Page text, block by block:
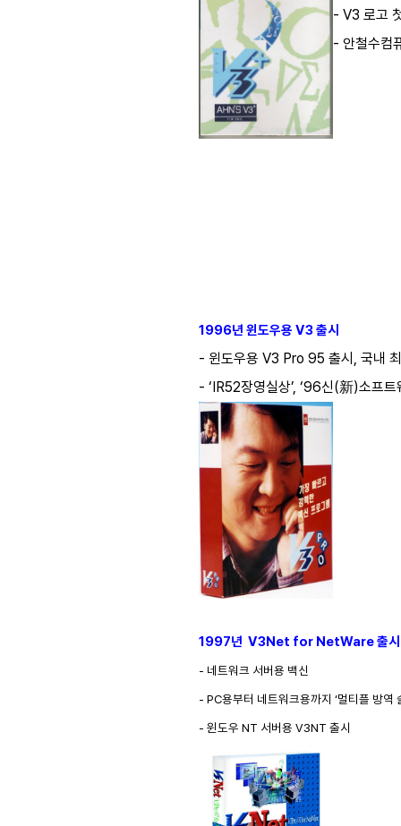
- V3 로고
- 안철수컴
1996년 윈도우용 V3 출시
- 윈도우용 V3 Pro 95 출시, 국내
- ‘IR52장영실상’, ‘96신(新)소프트
1997년 V3Net for NetWare 출시
- 네트워크 서버용 백신
- PC용부터 네트워크용까지 ‘멀티플 방역
- 윈도우 NT 서버용 V3NT 출시